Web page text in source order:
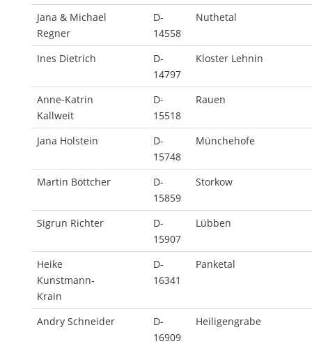
Jana & Michael
Regner
D-
14558
Nuthetal
Ines Dietrich
D-
14797
Kloster Lehnin
Anne-Katrin
Kallweit
D-
15518
Rauen
Jana Holstein
D-
15748
Münchehofe
Martin Böttcher
D-
15859
Storkow
Sigrun Richter
D-
15907
Lübben
Heike
Kunstmann-
Krain
D-
16341
Panketal
Andry Schneider
D-
16909
Heiligengrabe